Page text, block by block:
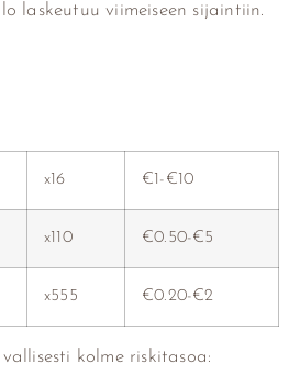
laskeutuu viimeiseen sijaintiin.
x16 €1-€10
x110 €0.50-€5
x555 €0.20-€2
kolme riskitasoa: